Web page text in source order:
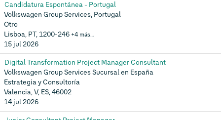
Candidatura Espontánea - Portugal
Volkswagen Group Services, Portugal
Otro
Lisboa, PT, 1200-246 +4 más…
15 jul 2026
Digital Transformation Project Manager Consultant
Volkswagen Group Services Sucursal en España
Estrategia y Consultoría
Valencia, V, ES, 46002
14 jul 2026